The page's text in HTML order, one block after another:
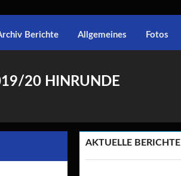
Berichte Allgemeines Fotos
20 HINRUNDE
AKTUELLE BERICHTE